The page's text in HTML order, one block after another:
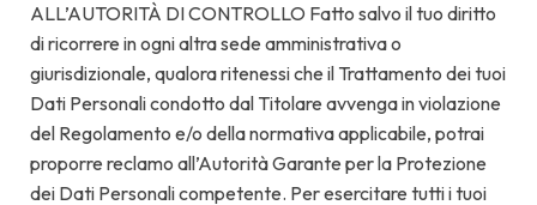
ALL’AUTORITÀ DI CONTROLLO Fatto salvo il tuo diritto
di ricorrere in ogni altra sede amministrativa o
giurisdizionale, qualora ritenessi che il Trattamento dei tuoi
Dati Personali condotto dal Titolare avvenga in violazione
del Regolamento e/o della normativa applicabile, potrai
proporre reclamo all’Autorità Garante per la Protezione
dei Dati Personali competente. Per esercitare tutti i tuoi